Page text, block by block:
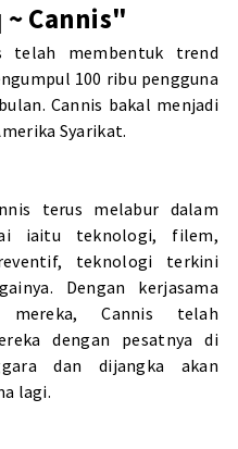
Cannis"
telah membentuk trend
100 ribu pengguna
Cannis bakal menjadi
Syarikat.
terus melabur dalam
iaitu teknologi, filem,
teknologi terkini
Dengan kerjasama
Cannis telah
dengan pesatnya di
dan dijangka akan
lagi.